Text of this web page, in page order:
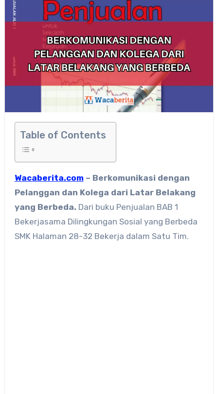
Table of Contents
Wacaberita.com – Berkomunikasi dengan
Pelanggan dan Kolega dari Latar Belakang
yang Berbeda. Dari buku Penjualan BAB 1
Bekerjasama Dilingkungan Sosial yang Berbeda
SMK Halaman 28-32 Bekerja dalam Satu Tim.